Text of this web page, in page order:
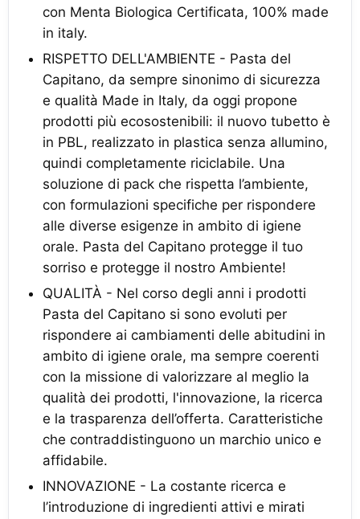
con Menta Biologica Certificata, 100% made
in italy.
RISPETTO DELL'AMBIENTE - Pasta del
Capitano, da sempre sinonimo di sicurezza
e qualità Made in Italy, da oggi propone
prodotti più ecosostenibili: il nuovo tubetto è
in PBL, realizzato in plastica senza allumino,
quindi completamente riciclabile. Una
soluzione di pack che rispetta l’ambiente,
con formulazioni specifiche per rispondere
alle diverse esigenze in ambito di igiene
orale. Pasta del Capitano protegge il tuo
sorriso e protegge il nostro Ambiente!
QUALITÀ - Nel corso degli anni i prodotti
Pasta del Capitano si sono evoluti per
rispondere ai cambiamenti delle abitudini in
ambito di igiene orale, ma sempre coerenti
con la missione di valorizzare al meglio la
qualità dei prodotti, l'innovazione, la ricerca
e la trasparenza dell’offerta. Caratteristiche
che contraddistinguono un marchio unico e
affidabile.
INNOVAZIONE - La costante ricerca e
l’introduzione di ingredienti attivi e mirati